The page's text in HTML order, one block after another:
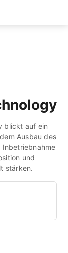
blickt auf ein
Ausbau des
Inbetriebnahme
und
stärken.